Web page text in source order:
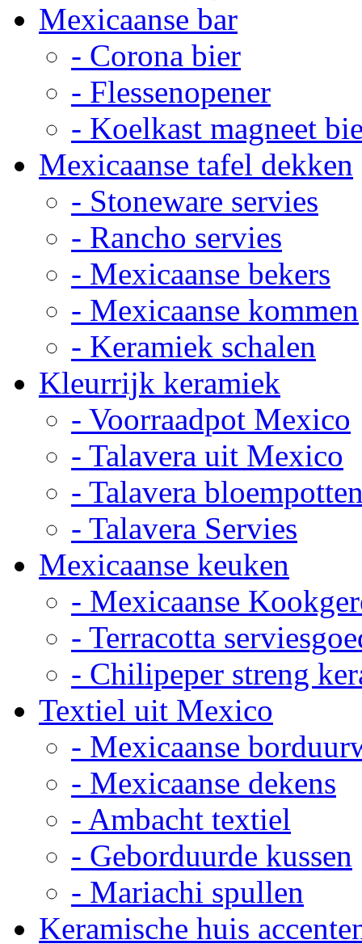
Mexicaanse bar
- Corona bier
- Flessenopener
- Koelkast magneet
Mexicaanse tafel dekken
- Stoneware servies
- Rancho servies
- Mexicaanse bekers
- Mexicaanse kommen
- Keramiek schalen
Kleurrijk keramiek
- Voorraadpot Mexico
- Talavera uit Mexico
- Talavera
- Talavera Servies
Mexicaanse keuken
- Mexicaanse
- Terracotta
- Chilipeper streng
Textiel uit Mexico
- Mexicaanse
- Mexicaanse dekens
- Ambacht textiel
- Geborduurde kussen
- Mariachi spullen
Keramische huis